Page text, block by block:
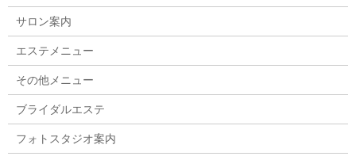
サロン案内
エステメニュー
その他メニュー
ブライダルエステ
フォトスタジオ案内